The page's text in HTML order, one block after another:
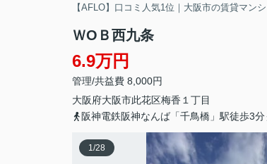
【AFLO】口コミ人気1位｜大阪市の賃貸マン
ＷОＢ西九条
6.9万円
管理/共益費 8,000円
大阪府大阪市此花区梅香 １丁目
阪神電鉄阪神なんば「千鳥橋」駅徒歩3分
1/28